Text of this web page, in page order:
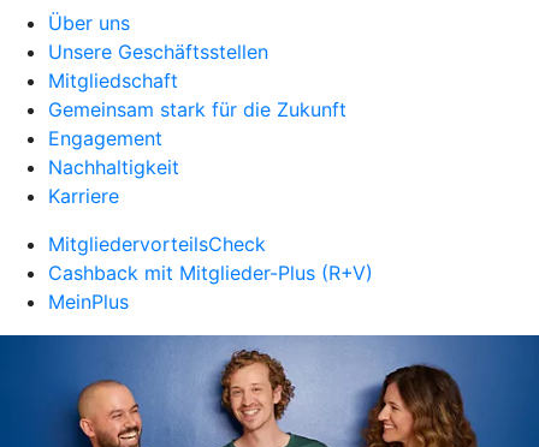
Über uns
Unsere Geschäftsstellen
Mitgliedschaft
Gemeinsam stark für die Zukunft
Engagement
Nachhaltigkeit
Karriere
MitgliedervorteilsCheck
Cashback mit Mitglieder-Plus (R+V)
MeinPlus